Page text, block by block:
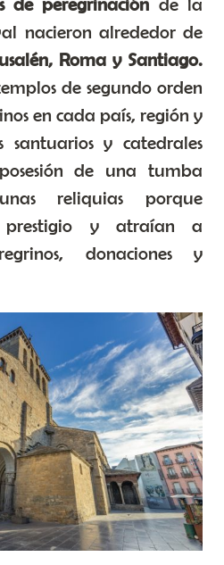
nacieron alrededor de
Roma y Santiago.
de segundo orden
en cada país, región y
santuarios y catedrales
de una tumba
reliquias porque
prestigio y atraían a
donaciones y